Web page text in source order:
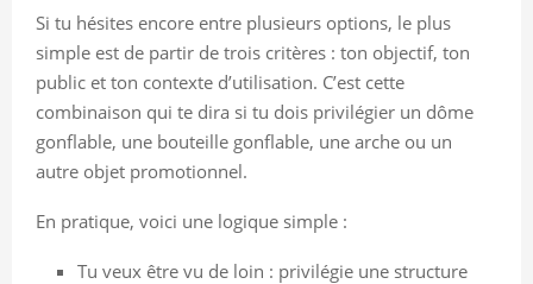
Si tu hésites encore entre plusieurs options, le plus
simple est de partir de trois critères : ton objectif, ton
public et ton contexte d’utilisation. C’est cette
combinaison qui te dira si tu dois privilégier un dôme
gonflable, une bouteille gonflable, une arche ou un
autre objet promotionnel.
En pratique, voici une logique simple :
Tu veux être vu de loin : privilégie une structure